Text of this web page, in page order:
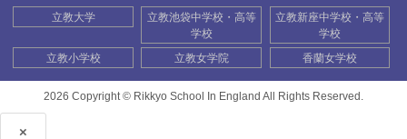
立教大学
立教池袋中学校・高等
学校
立教新座中学校・高等
学校
立教小学校
立教女学院 香蘭女学校
2026 Copyright © Rikkyo School In England All Rights Reserved.
×